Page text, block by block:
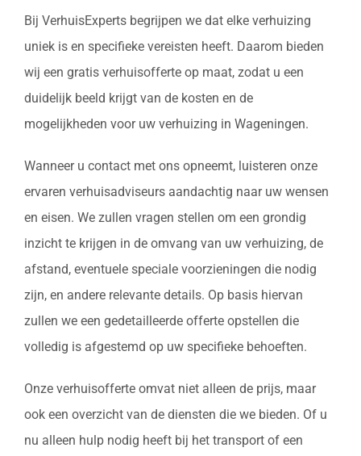
Bij VerhuisExperts begrijpen we dat elke verhuizing
uniek is en specifieke vereisten heeft. Daarom bieden
wij een gratis verhuisofferte op maat, zodat u een
duidelijk beeld krijgt van de kosten en de
mogelijkheden voor uw verhuizing in Wageningen.
Wanneer u contact met ons opneemt, luisteren onze
ervaren verhuisadviseurs aandachtig naar uw wensen
en eisen. We zullen vragen stellen om een grondig
inzicht te krijgen in de omvang van uw verhuizing, de
afstand, eventuele speciale voorzieningen die nodig
zijn, en andere relevante details. Op basis hiervan
zullen we een gedetailleerde offerte opstellen die
volledig is afgestemd op uw specifieke behoeften.
Onze verhuisofferte omvat niet alleen de prijs, maar
ook een overzicht van de diensten die we bieden. Of u
nu alleen hulp nodig heeft bij het transport of een